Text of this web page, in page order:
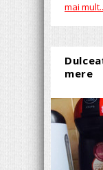
mai
mere